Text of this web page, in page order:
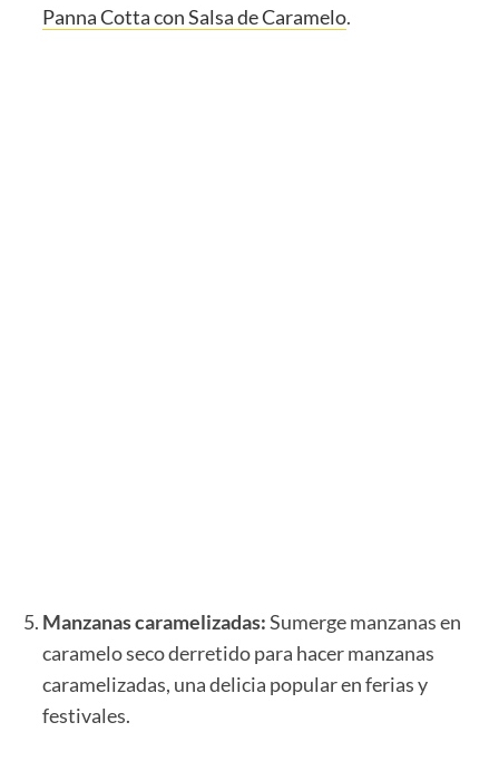
Panna Cotta con Salsa de Caramelo.
Manzanas caramelizadas:Sumerge manzanas en
caramelo seco derretido para hacer manzanas
caramelizadas, una delicia popular en ferias y
festivales.